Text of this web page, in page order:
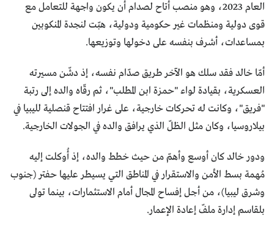
العام 2023، وهو منصب أتاح لصدام أن يكون واجهة للتعامل مع
قوى دولية ومنظمات غير حكومية ودولية، هبّت لنجدة المنكوبين
بمساعدات، أشرف بنفسه على دخولها وتوزيعها.
أمّا خالد فقد سلك هو الآخر طريق صدّام نفسه، إذ دشّن مسيرته
العسكرية، بقيادة لواء "حمزة ابن المطلب"، ثم رقّاه والده إلى رتبة
"فريق"، وكانت له تحركات خارجية، على غرار افتتاح قنصلية لليبيا في
بيلاروسيا، وكان مثل الظلّ الذي يرافق والده في الجولات الخارجية.
ودور خالد كان أوسع وأهمّ من حيث خطط والده، إذ أُوكلت إليه
مُهمة بسط الأمن والاستقرار في المناطق التي يسيطر عليها حفتر (جنوب
وشرق ليبيا)، من أجل إفساح المجال أمام الاستثمارات، بينما تولى
بلقاسم إدارة ملفّ إعادة الإعمار.